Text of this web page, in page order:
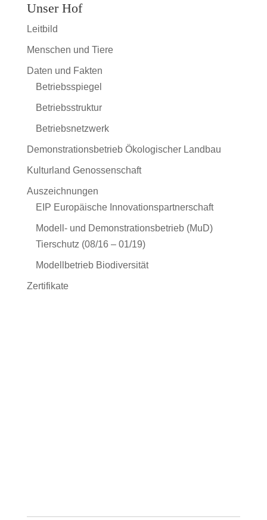
Unser Hof
Leitbild
Menschen und Tiere
Daten und Fakten
Betriebsspiegel
Betriebsstruktur
Betriebsnetzwerk
Demonstrationsbetrieb Ökologischer Landbau
Kulturland Genossenschaft
Auszeichnungen
EIP Europäische Innovationspartnerschaft
Modell- und Demonstrationsbetrieb (MuD)
Tierschutz (08/16 – 01/19)
Modellbetrieb Biodiversität
Zertifikate